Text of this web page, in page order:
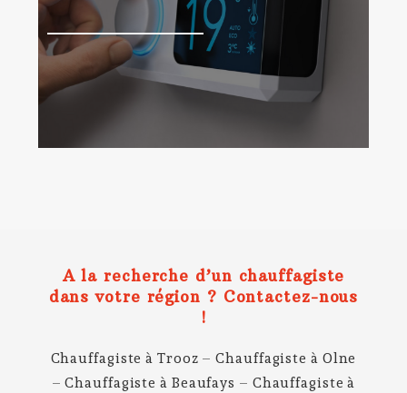
A la recherche d’un chauffagiste
dans votre région ? Contactez-nous
!
Chauffagiste à Trooz –Chauffagiste à Olne
–Chauffagiste à Beaufays – Chauffagiste à